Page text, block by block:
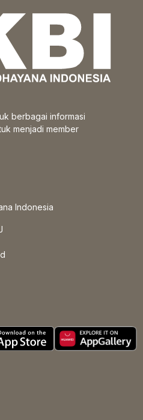
berbagai informasi
menjadi member
Indonesia